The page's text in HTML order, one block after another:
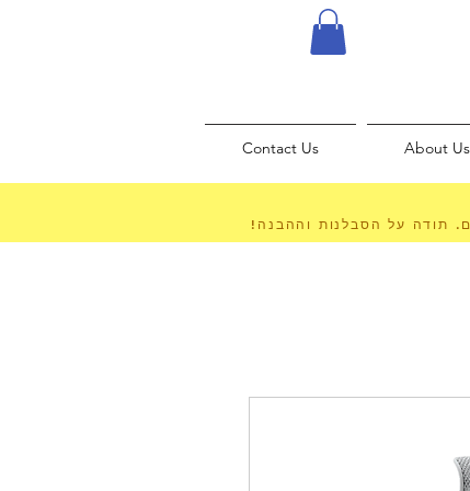
Contact Us About Us
תודה על הסבלנות וההבנה!